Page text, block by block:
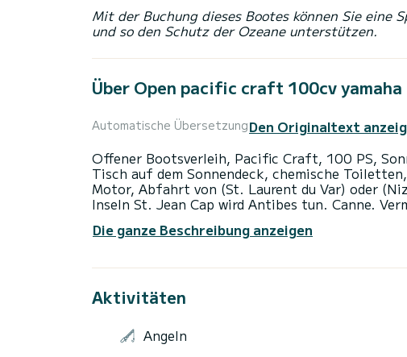
Mit der Buchung dieses Bootes können Sie eine
und so den Schutz der Ozeane unterstützen.
Über Open pacific craft 100cv yamaha
Automatische ÜbersetzungDen Originaltext
Offener Bootsverleih, Pacific Craft, 100 PS,
Tisch auf dem Sonnendeck, chemische
Motor, Abfahrt von (St. Laurent du Var) oder
Inseln St. Jean Cap wird Antibes tun. Canne.
zu sagen, dass ich mich bei jedem Verlassen des
98 Litern vollgetankt und erstatten mir den
Die ganze Beschreibung anzeigen
Aktivitäten
Angeln